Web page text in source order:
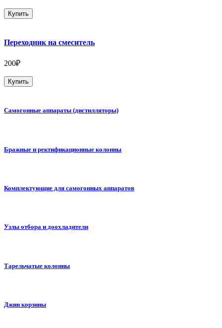
Купить
Переходник на смеситель
200₽
Купить
Самогонные аппараты (дистилляторы)
Бражные и ректификационные колонны
Комплектующие для самогонных аппаратов
Узлы отбора и доохладители
Тарельчатые колонны
Джин корзины